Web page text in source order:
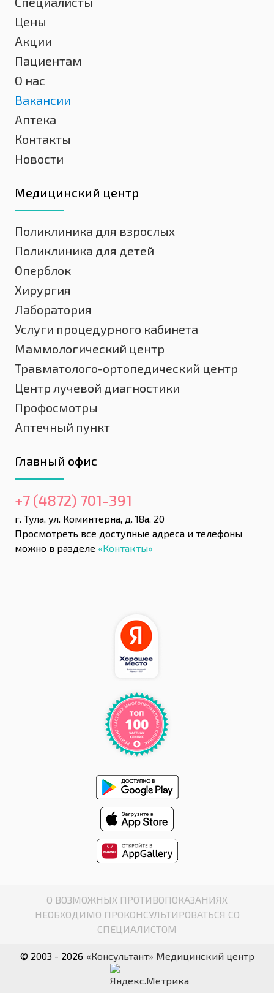
Цены
Акции
Пациентам
О нас
Вакансии
Аптека
Контакты
Новости
Медицинский центр
Поликлиника для взрослых
Поликлиника для детей
Оперблок
Хирургия
Лаборатория
Услуги процедурного кабинета
Маммологический центр
Травматолого-ортопедический центр
Центр лучевой диагностики
Профосмотры
Аптечный пункт
Главный офис
+7 (4872) 701-391
г. Тула, ул. Коминтерна, д. 18а, 20
Просмотреть все доступные адреса и телефоны
можно в разделе «Контакты»
О ВОЗМОЖНЫХ ПРОТИВОПОКАЗАНИЯХ
НЕОБХОДИМО ПРОКОНСУЛЬТИРОВАТЬСЯ СО
СПЕЦИАЛИСТОМ
© 2003 - 2026 «Консультант» Медицинский центр